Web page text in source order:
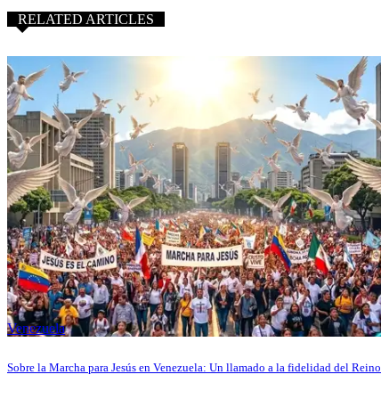
RELATED ARTICLES
Venezuela
Sobre la Marcha para Jesús en Venezuela: Un llamado a la fidelidad del Reino